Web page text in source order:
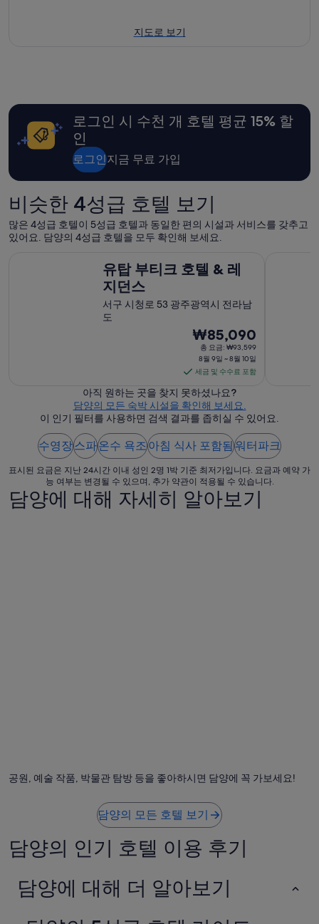
지도로 보기
로그인 시 수천 개 호텔 평균 15% 할
인
로그인지금 무료 가입
비슷한 4성급 호텔 보기
많은 4성급 호텔이 5성급 호텔과 동일한 편의 시설과 서비스를 갖추고
있어요. 담양의 4성급 호텔을 모두 확인해 보세요.
유탑 부티크 호텔 & 레
지던스
서구 시청로 53 광주광역시 전라남
도
8
월
일
부
터
8
월
10
일
까
지
₩85,090
총 요금: ₩93,599
8월 9일 ~ 8월 10일
세금 및 수수료 포함
아직 원하는 곳을 찾지 못하셨나요?
담양의 모든 숙박 시설을 확인해 보세요.
이 인기 필터를 사용하면 검색 결과를 좁히실 수 있어요.
수영장스파온수 욕조아침 식사 포함됨워터파크
표시된 요금은 지난 24시간 이내 성인 2명 1박 기준 최저가입니다. 요금과 예약 가
능 여부는 변경될 수 있으며, 추가 약관이 적용될 수 있습니다.
담양에 대해 자세히 알아보기
공원, 예술 작품, 박물관 탐방 등을 좋아하시면 담양에 꼭 가보세요!
담양의 모든 호텔 보기
담양의 인기 호텔 이용 후기
담양에 대해 더 알아보기